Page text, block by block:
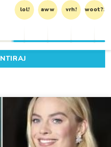
lol! aww vrh! woot?!